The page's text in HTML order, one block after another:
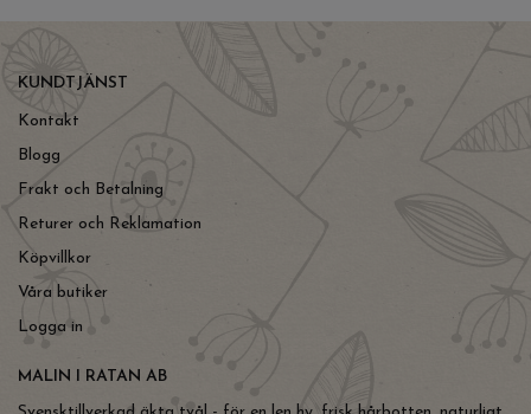
KUNDTJÄNST
Kontakt
Blogg
Frakt och Betalning
Returer och Reklamation
Köpvillkor
Våra butiker
Logga in
MALIN I RATAN AB